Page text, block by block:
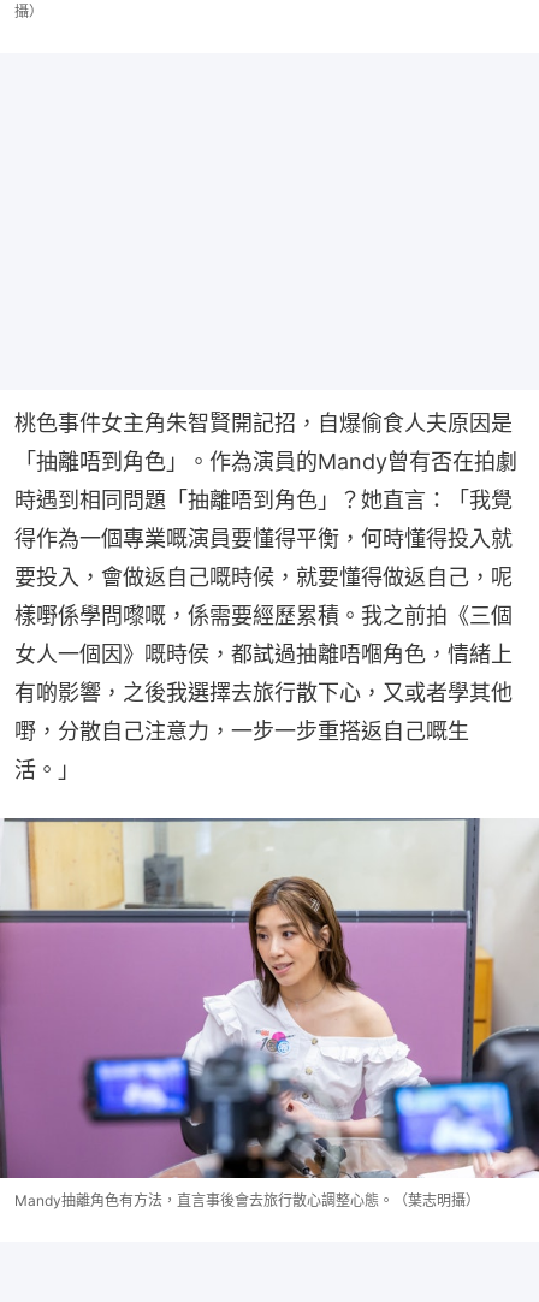
攝）
桃色事件女主角朱智賢開記招，自爆偷食人夫原因是
「抽離唔到角色」。作為演員的Mandy曾有否在拍劇
時遇到相同問題「抽離唔到角色」？她直言：「我覺
得作為一個專業嘅演員要懂得平衡，何時懂得投入就
要投入，會做返自己嘅時候，就要懂得做返自己，呢
樣嘢係學問嚟嘅，係需要經歷累積。我之前拍《三個
女人一個因》嘅時侯，都試過抽離唔嗰角色，情緒上
有啲影響，之後我選擇去旅行散下心，又或者學其他
嘢，分散自己注意力，一步一步重搭返自己嘅生
活。」
Mandy抽離角色有方法，直言事後會去旅行散心調整心態。（葉志明攝）